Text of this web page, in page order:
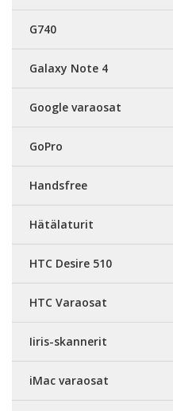
G740
Galaxy Note 4
Google varaosat
GoPro
Handsfree
Hätälaturit
HTC Desire 510
HTC Varaosat
Iiris-skannerit
iMac varaosat